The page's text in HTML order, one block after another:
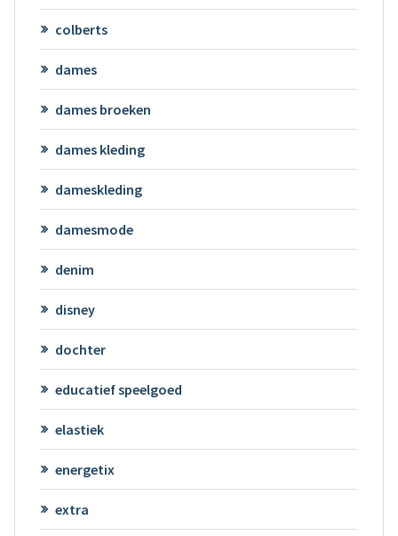
colberts
dames
dames broeken
dames kleding
dameskleding
damesmode
denim
disney
dochter
educatief speelgoed
elastiek
energetix
extra